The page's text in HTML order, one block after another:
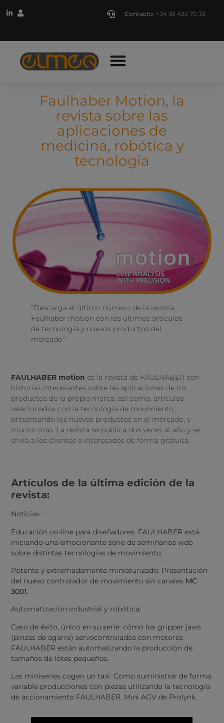
Contacto: +34 93 422 70 33
Faulhaber Motion, la
revista sobre las
aplicaciones de
medicina, robótica y
tecnología
“Descarga el último número de la revista
Faulhaber motion con los últimos artículos
de tecnología y nuevos productos del
mercado”
FAULHABER motion es la revista de FAULHABER con
historias interesantes sobre las aplicaciones de los
productos de la propia marca, así como, artículos
relacionados con la tecnología de movimiento,
presentando los nuevos productos en el mercado, y
mucho más. La revista se publica dos veces al año y se
envía a los clientes e interesados de forma gratuita.
Artículos de la última edición de la
revista:
Noticias:
Educación on-line para diseñadores: FAULHABER está
iniciando una emocionante serie de seminarios web
sobre distintas tecnologías de movimiento.
Potente y extremadamente miniaturizado: Presentación
del nuevo controlador de movimiento sin canales MC
3001.
Automatización industrial y robótica:
Caso de éxito, único en su serie: cómo los gripper jaws
(pinzas de agarre) servocontrolados con motores
FAULHABER están automatizando la producción de
tamaños de lotes pequeños.
Las miniseries cogen un taxi: Como suministrar de forma
variable producciones con piezas utilizando la tecnología
de accionamiento FAULHABER. Mini AGV de Prolynk.